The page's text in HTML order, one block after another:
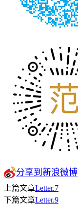
分享到新浪微博
上篇文章Letter.7
下篇文章Letter.9